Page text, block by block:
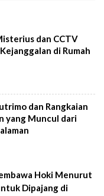
dan CCTV
di Rumah
dan Rangkaian
yang Muncul dari
Hoki Menurut
Dipajang di